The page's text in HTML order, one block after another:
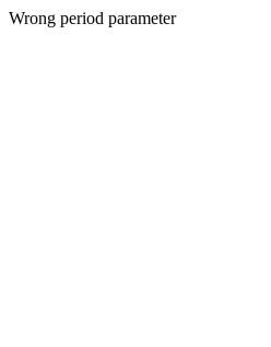
Wrong period parameter